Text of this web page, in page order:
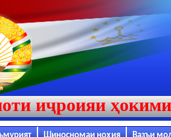
иҷроияи